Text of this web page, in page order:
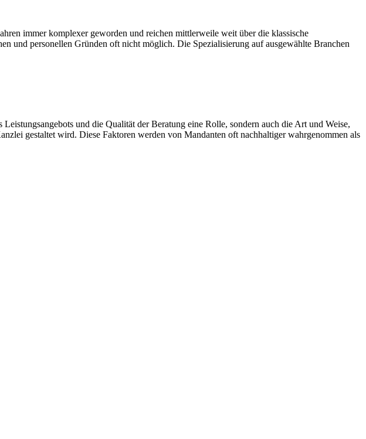
immer komplexer geworden und reichen mittlerweile weit über die klassische
und personellen Gründen oft nicht möglich. Die Spezialisierung auf ausgewählte Branchen
und die Qualität der Beratung eine Rolle, sondern auch die Art und Weise,
gestaltet wird. Diese Faktoren werden von Mandanten oft nachhaltiger wahrgenommen als